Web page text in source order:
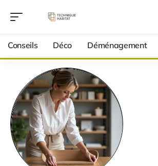
Conseils Déco Déménagement